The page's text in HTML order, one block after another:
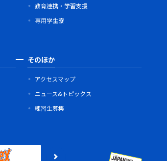
教育連携・学習支援
専用学生寮
そのほか
アクセスマップ
ニュース&トピックス
練習生募集